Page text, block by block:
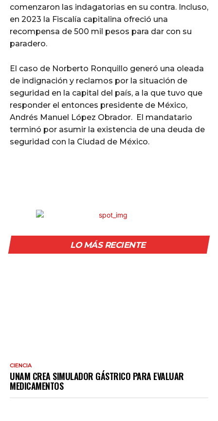
comenzaron las indagatorias en su contra. Incluso,
en 2023 la Fiscalía capitalina ofreció una
recompensa de 500 mil pesos para dar con su
paradero.
El caso de Norberto Ronquillo generó una oleada
de indignación y reclamos por la situación de
seguridad en la capital del país, a la que tuvo que
responder el entonces presidente de México,
Andrés Manuel López Obrador. El mandatario
terminó por asumir la existencia de una deuda de
seguridad con la Ciudad de México.
LO MÁS RECIENTE
CIENCIA
UNAM CREA SIMULADOR GÁSTRICO PARA EVALUAR
MEDICAMENTOS